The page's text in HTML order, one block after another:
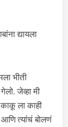
द्यायला
भीती
जेव्हा मी
काकू ला काही
आणि त्यांचं बोलणं